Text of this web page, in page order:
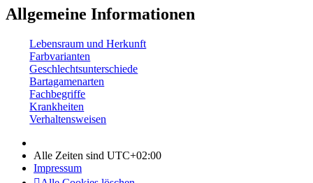
Allgemeine Informationen
Lebensraum und Herkunft
Farbvarianten
Geschlechtsunterschiede
Bartagamenarten
Fachbegriffe
Krankheiten
Verhaltensweisen
Alle Zeiten sind UTC+02:00
Impressum